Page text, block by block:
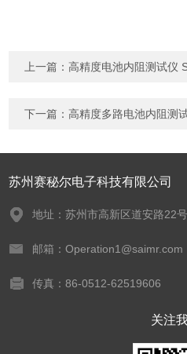
上一篇：高精度电池内阻测试仪
下一篇：高精度多路电池内阻测
苏州赛秘尔电子科技有限公司
地址：苏州市高新区道安路22号
邮箱：Operation1@saimr.com
传真：86-0512-62519606
关注